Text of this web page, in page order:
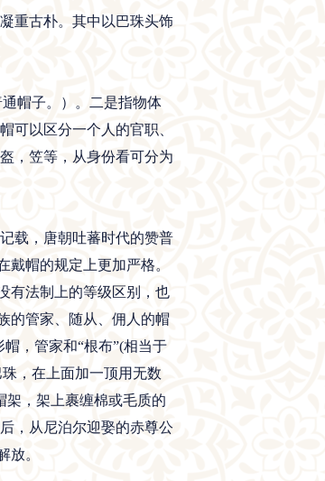
重古朴。其中以巴珠头饰
帽子。）。二是指物体
可以区分一个人的官职、
，笠等，从身份看可分为
载，唐朝吐蕃时代的赞普
帽的规定上更加严格。
有法制上的等级区别，也
的管家、随从、佣人的帽
，管家和“根布”(相当于
，在上面加一顶用无数
架，架上裹缠棉或毛质的
，从尼泊尔迎娶的赤尊公
放。